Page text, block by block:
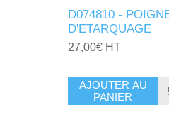
D074810 -
D'ETARQUAGE
27,00€ HT
AJOUTER AU
PANIER